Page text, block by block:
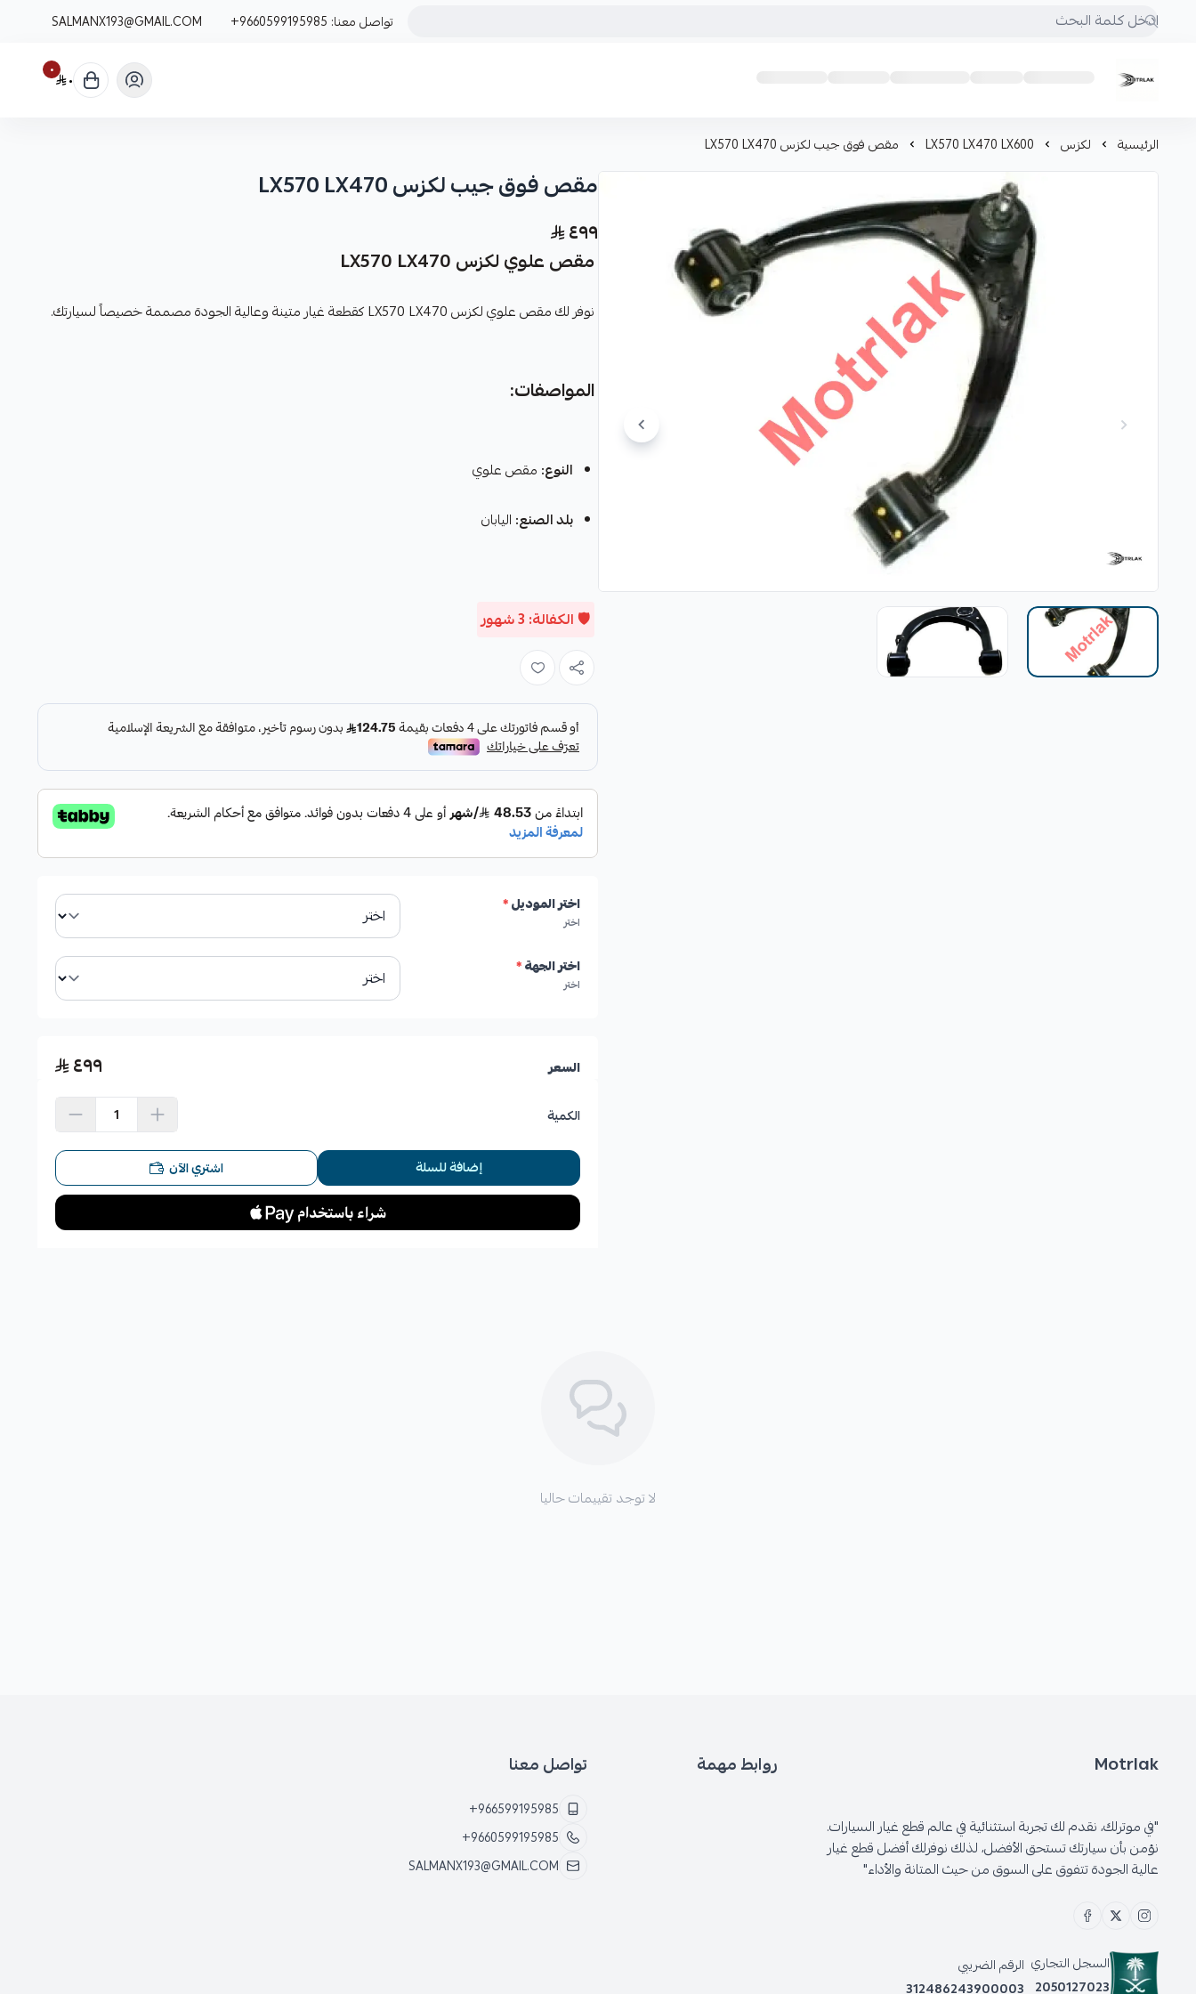
تواصل معنا: +9660599195985
SALMANX193@GMAIL.COM
Motrlak
٠ ٠
الرئيسية لكزس LX570 LX470 LX600 مقص فوق جيب لكزس LX570 LX470
مقص فوق جيب لكزس LX570 LX470
٤٩٩
مقص علوي لكزس LX570 LX470
نوفر لك مقص علوي لكزس LX570 LX470 كقطعة غيار متينة وعالية الجودة مصممة خصيصاً لسيارتك.
المواصفات:
النوع: مقص علوي
بلد الصنع: اليابان
🛡️ الكفالة: 3 شهور
اختر الموديل*
اختر
اختر الجهة*
اختر
السعر ٤٩٩
الكمية
إضافة للسلة اشتري الآن
لا توجد تقييمات حاليا
Motrlak
"في موترلك، نقدم لك تجربة استثنائية في عالم قطع غيار السيارات.
نؤمن بأن سيارتك تستحق الأفضل، لذلك نوفرلك أفضل قطع غيار
عالية الجودة تتفوق على السوق من حيث المتانة والأداء"
السجل التجاري
2050127023
الرقم الضريبي
312486243900003
روابط مهمة تواصل معنا
+966599195985
+9660599195985
SALMANX193@GMAIL.COM